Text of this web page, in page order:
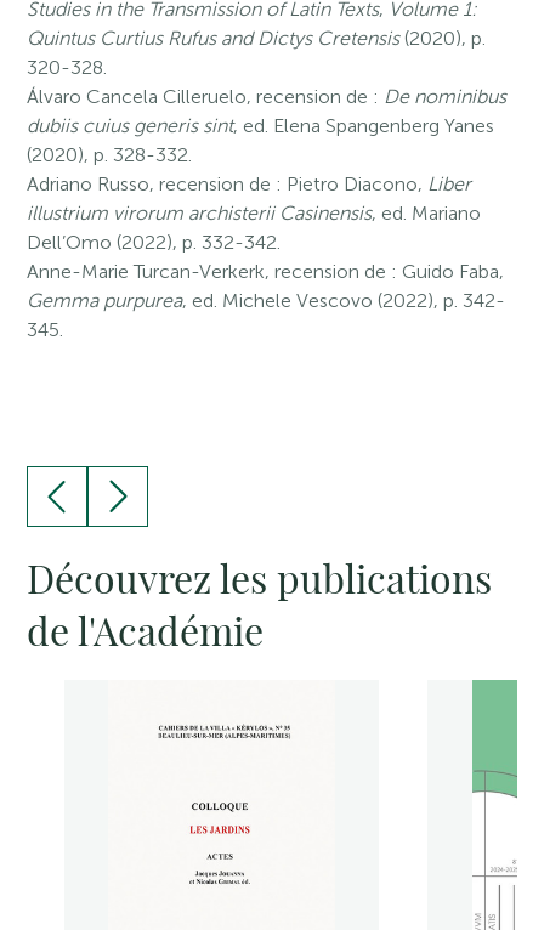
Studies in the Transmission of Latin Texts, Volume 1:
Quintus Curtius Rufus and Dictys Cretensis(2020), p.
320-328.
Álvaro Cancela Cilleruelo, recension de : De nominibus
dubiis cuius generis sint, ed. Elena Spangenberg Yanes
(2020), p. 328-332.
Adriano Russo, recension de : Pietro Diacono, Liber
illustrium virorum archisterii Casinensis, ed. Mariano
Dell’Omo (2022), p. 332-342.
Anne-Marie Turcan-Verkerk, recension de : Guido Faba,
Gemma purpurea, ed. Michele Vescovo (2022), p. 342-
345.
Découvrez les publications
de l'Académie